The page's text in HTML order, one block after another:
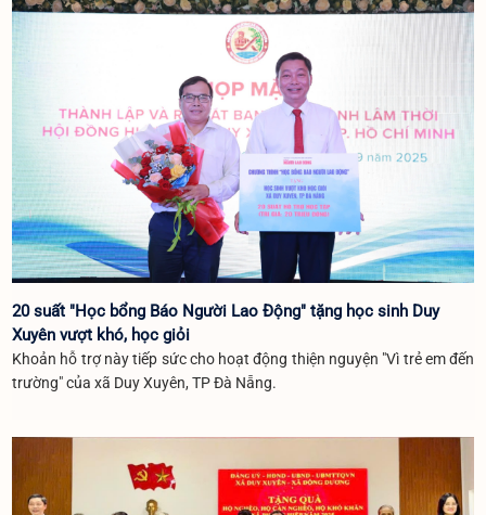
20 suất "Học bổng Báo Người Lao Động" tặng học sinh Duy
Xuyên vượt khó, học giỏi
Khoản hỗ trợ này tiếp sức cho hoạt động thiện nguyện "Vì trẻ em đến
trường" của xã Duy Xuyên, TP Đà Nẵng.